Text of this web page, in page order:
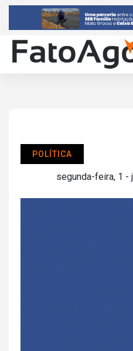
POLÍTICA
segunda-feira, 1 -